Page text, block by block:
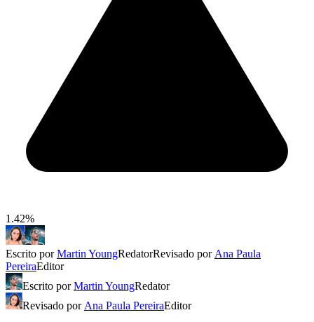
1.42%
Escrito porMartin YoungRedatorRevisado por Ana Paula
PereiraEditor
Escrito porMartin YoungRedator
Revisado por Ana Paula PereiraEditor